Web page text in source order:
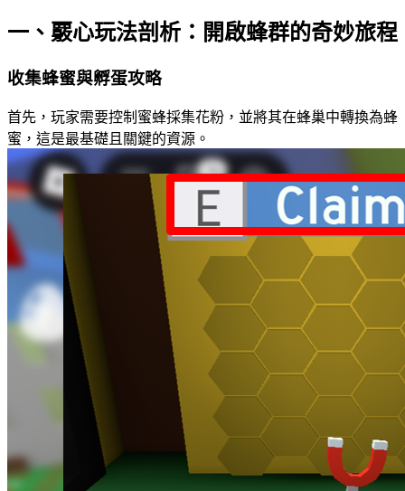
一、覈心玩法剖析：開啟蜂群的奇妙旅程
收集蜂蜜與孵蛋攻略
首先，玩家需要控制蜜蜂採集花粉，並將其在蜂巢中轉換為蜂
蜜，這是最基礎且關鍵的資源。